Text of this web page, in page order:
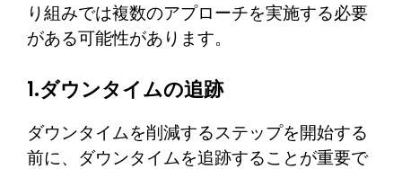
り組みでは複数のアプローチを実施する必要
がある可能性があります。
1.ダウンタイムの追跡
ダウンタイムを削減するステップを開始する
前に、ダウンタイムを追跡することが重要で